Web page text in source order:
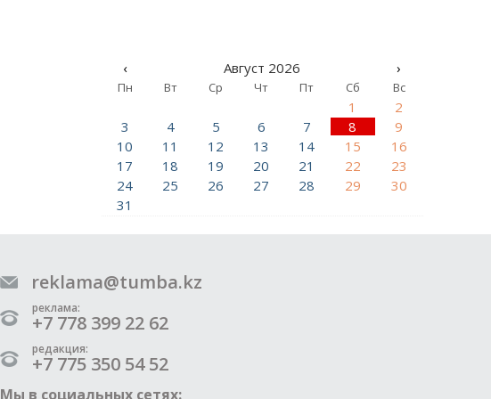
‹ Август 2026 ›
Пн Вт Ср Чт Пт Сб Вс
1
2
3
4 5 6 7 8
9
10
11 12 13 14 15
16
17
18 19 20 21 22
23
24
25 26 27 28 29
30
31
reklama@tumba.kz
реклама:
+7 778 399 22 62
редакция:
+7 775 350 54 52
Мы в социальных сетях: